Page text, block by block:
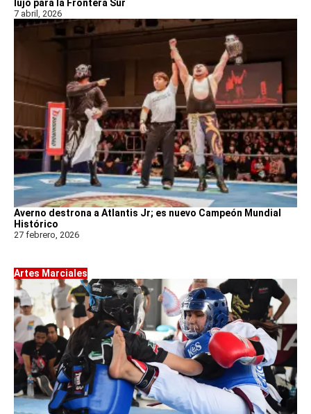
lujo para la Frontera Sur
7 abril, 2026
Averno destrona a Atlantis Jr; es nuevo Campeón Mundial
Histórico
27 febrero, 2026
Artes Marciales